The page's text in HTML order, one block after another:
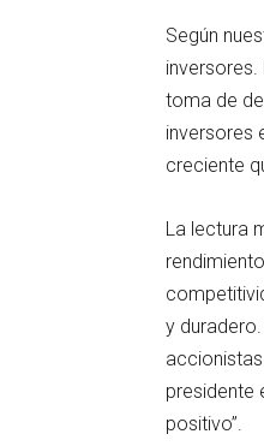
Según
toma de
inversores
creciente
La lectura
y
presidente
positivo”.